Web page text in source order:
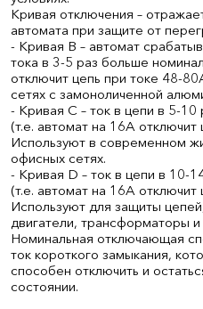
Кривая отключения –
автомата при защите от
- Кривая B – автомат
тока в 3-5 раз больше
отключит цепь при токе 48-
сетях с замоноличенной
- Кривая С – ток в цепи в 5-
(т.е. автомат на 16А
Используют в современном
офисных сетях.
- Кривая D – ток в цепи в 10-
(т.е. автомат на 16А
Используют для защиты
двигатели, трансформаторы и
Номинальная отключающая
ток короткого замыкания,
способен отключить и
состоянии.